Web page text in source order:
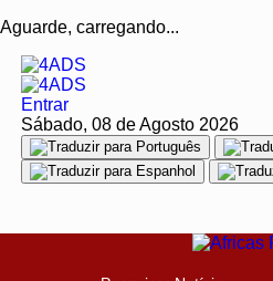
Aguarde, carregando...
Entrar
Sábado, 08 de Agosto 2026